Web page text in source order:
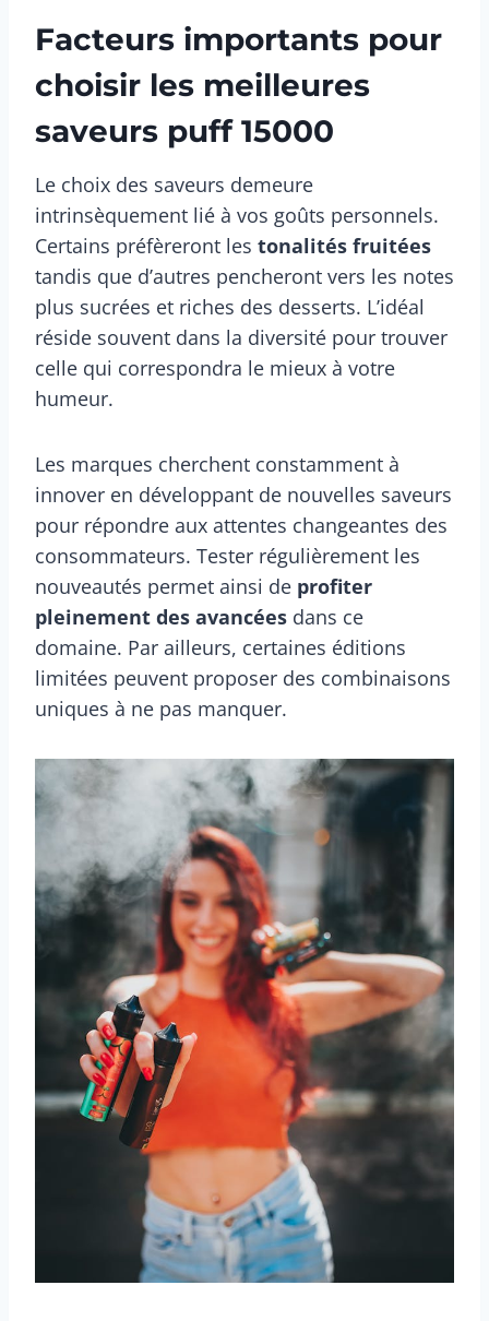
Facteurs importants pour
choisir les meilleures
saveurs puff 15000
Le choix des saveurs demeure
intrinsèquement lié à vos goûts personnels.
Certains préfèreront les tonalités fruitées
tandis que d’autres pencheront vers les notes
plus sucrées et riches des desserts. L’idéal
réside souvent dans la diversité pour trouver
celle qui correspondra le mieux à votre
humeur.
Les marques cherchent constamment à
innover en développant de nouvelles saveurs
pour répondre aux attentes changeantes des
consommateurs. Tester régulièrement les
nouveautés permet ainsi de profiter
pleinement des avancées dans ce
domaine. Par ailleurs, certaines éditions
limitées peuvent proposer des combinaisons
uniques à ne pas manquer.